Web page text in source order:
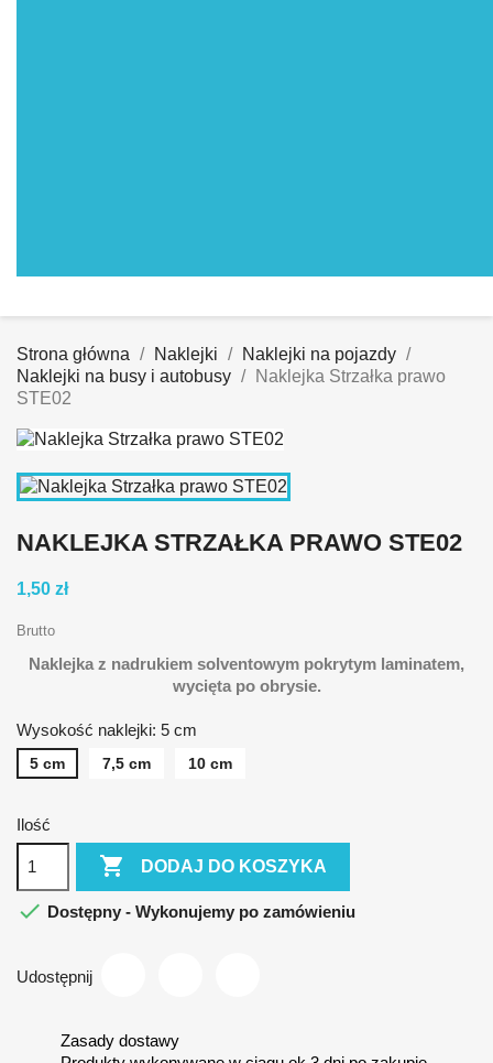
Strona główna Naklejki
Naklejki na pojazdy
Naklejki na busy i autobusy
Naklejka Strzałka prawo
STE02
NAKLEJKA STRZAŁKA PRAWO STE02
1,50 zł
Brutto
Naklejka z nadrukiem solventowym pokrytym laminatem,
wycięta po obrysie.
Wysokość naklejki: 5 cm
5 cm 7,5 cm 10 cm
Ilość
 DODAJ DO KOSZYKA
 Dostępny - Wykonujemy po zamówieniu
Udostępnij
Zasady dostawy